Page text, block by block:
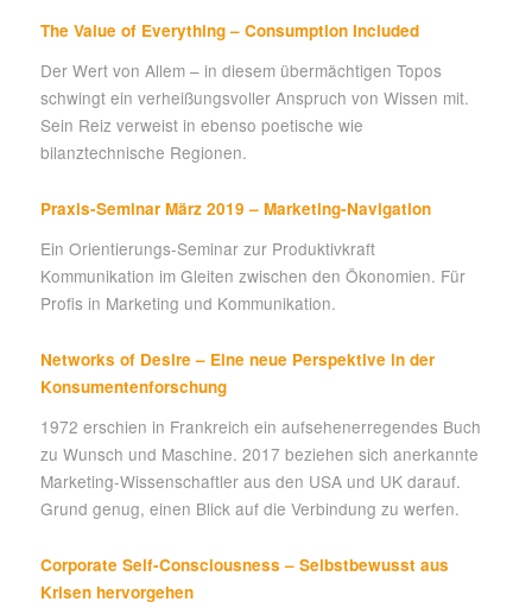
The Value of Everything – Consumption Included
Der Wert von Allem – in diesem übermächtigen Topos
schwingt ein verheißungsvoller Anspruch von Wissen mit.
Sein Reiz verweist in ebenso poetische wie
bilanztechnische Regionen.
Praxis-Seminar März 2019 – Marketing-Navigation
Ein Orientierungs-Seminar zur Produktivkraft
Kommunikation im Gleiten zwischen den Ökonomien. Für
Profis in Marketing und Kommunikation.
Networks of Desire – Eine neue Perspektive in der
Konsumentenforschung
1972 erschien in Frankreich ein aufsehenerregendes Buch
zu Wunsch und Maschine. 2017 beziehen sich anerkannte
Marketing-Wissenschaftler aus den USA und UK darauf.
Grund genug, einen Blick auf die Verbindung zu werfen.
Corporate Self-Consciousness – Selbstbewusst aus
Krisen hervorgehen